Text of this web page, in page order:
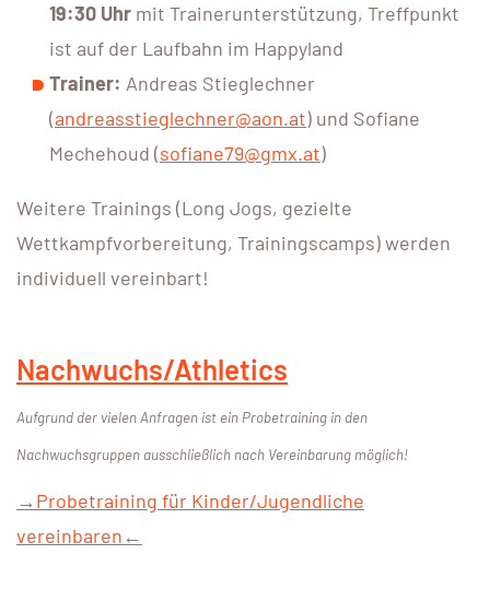
19:30 Uhr mit Trainerunterstützung, Treffpunkt
ist auf der Laufbahn im Happyland
Trainer: Andreas Stieglechner
(andreasstieglechner@aon.at) und Sofiane
Mechehoud (sofiane79@gmx.at)
Weitere Trainings (Long Jogs, gezielte
Wettkampfvorbereitung, Trainingscamps) werden
individuell vereinbart!
Nachwuchs/Athletics
Aufgrund der vielen Anfragen ist ein Probetraining in den
Nachwuchsgruppen ausschließlich nach Vereinbarung möglich!
→Probetraining für Kinder/Jugendliche
vereinbaren←